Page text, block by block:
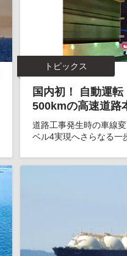
トピックス
国内初！ 自動運
500kmの高速道路
道路工事発生時の車線
ベル4実現へさらなる一